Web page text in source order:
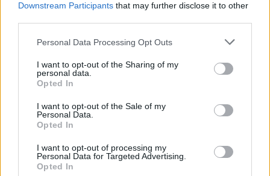
Downstream Participants that may further disclose it to other
Please note that this website/app uses one or more Google
not limited to your visit or usage behaviour. You may click to
grant or deny consent to Google and its third-party tags to
use your data for below specified purposes in below Google
consent section.
Personal Data Processing Opt Outs
I want to opt-out of the Sharing of my
personal data.
Opted In
I want to opt-out of the Sale of my
Personal Data.
Opted In
I want to opt-out of processing my
Personal Data for Targeted Advertising.
Opted In